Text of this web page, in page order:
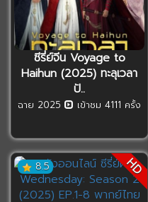
ซีรี่ย์จีน Voyage to
Haihun (2025) ทะลุเวลา
ปั..
ฉาย 2025 เข้าชม 4111 ครั้ง
8.5 HD